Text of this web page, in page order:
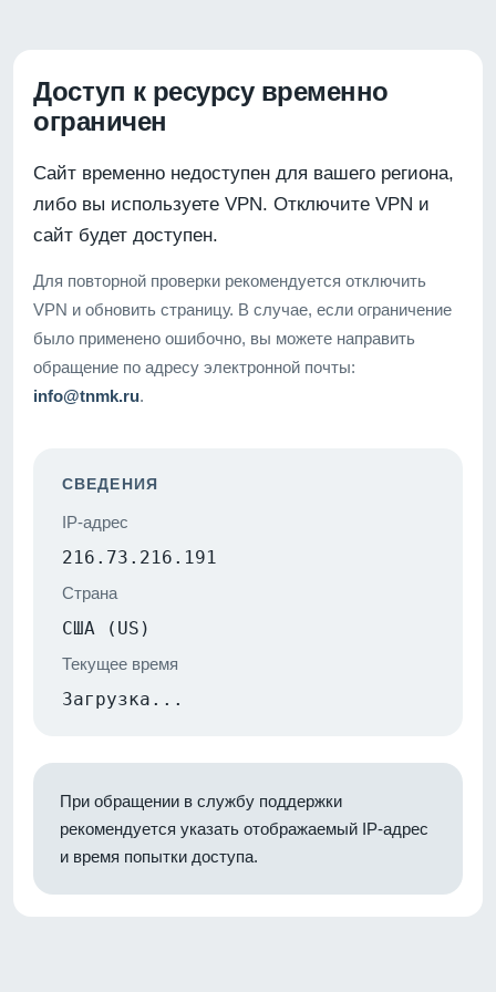
Доступ к ресурсу временно
ограничен
Сайт временно недоступен для вашего региона,
либо вы используете VPN. Отключите VPN и
сайт будет доступен.
Для повторной проверки рекомендуется отключить
VPN и обновить страницу. В случае, если ограничение
было применено ошибочно, вы можете направить
обращение по адресу электронной почты:
info@tnmk.ru.
СВЕДЕНИЯ
IP-адрес
216.73.216.191
Страна
США (US)
Текущее время
Загрузка...
При обращении в службу поддержки
рекомендуется указать отображаемый IP-адрес
и время попытки доступа.